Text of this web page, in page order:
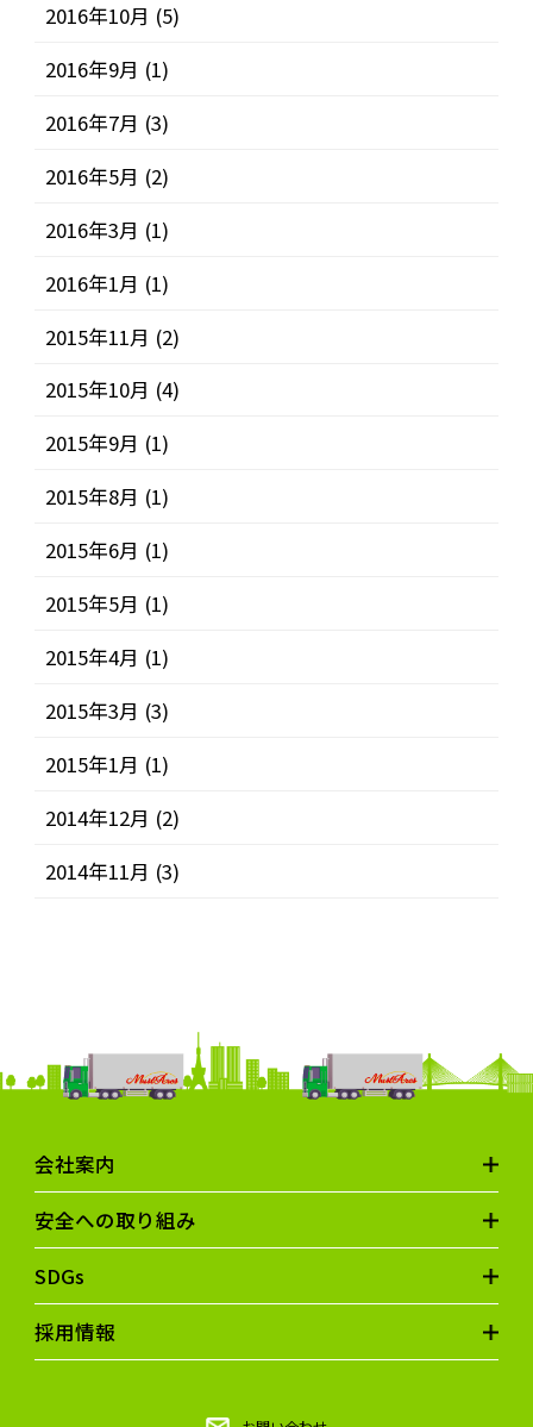
2016年10月 (5)
2016年9月 (1)
2016年7月 (3)
2016年5月 (2)
2016年3月 (1)
2016年1月 (1)
2015年11月 (2)
2015年10月 (4)
2015年9月 (1)
2015年8月 (1)
2015年6月 (1)
2015年5月 (1)
2015年4月 (1)
2015年3月 (3)
2015年1月 (1)
2014年12月 (2)
2014年11月 (3)
会社案内
安全への取り組み
SDGs
採用情報